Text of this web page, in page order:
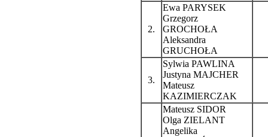
2.
Ewa PARYSEK
Grzegorz
GROCHOŁA
Aleksandra
GRUCHOŁA
3.
Sylwia PAWLINA
Justyna MAJCHER
Mateusz
KAZIMIERCZAK
Mateusz SIDOR
Olga ZIELANT
Angelika